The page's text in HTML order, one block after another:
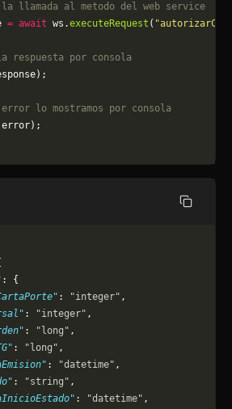
llamada al metodo del web service
= await ws.executeRequest (
respuesta por consola
lo mostramos por consola
Copiar
: {
: "integer" ,
: "integer" ,
: "long" ,
: "long" ,
: "datetime" ,
: "string" ,
: "datetime" ,